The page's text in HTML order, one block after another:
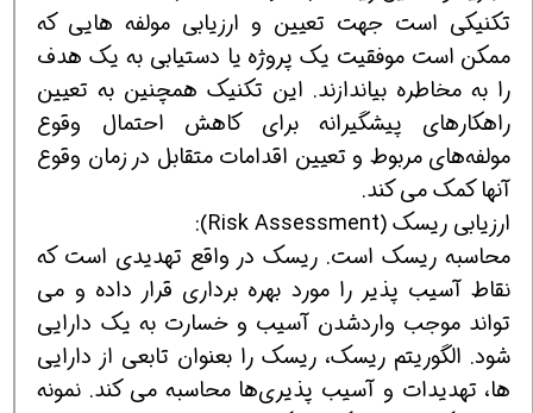
تکنیکی است جهت تعیین و ارزیابی مولفه هایی که
ممکن است موفقیت یک پروژه یا دستیابی به یک هدف
را به مخاطره بیاندازند. این تکنیک همچنین به تعیین
راهکارهای پیشگیرانه برای کاهش احتمال وقوع
مولفه‌های مربوط و تعیین اقدامات متقابل در زمان وقوع
آنها کمک می کند.
ارزیابی ریسک (Risk Assessment):
محاسبه ریسک است. ریسک در واقع تهدیدی است که
نقاط آسیب پذیر را مورد بهره برداری قرار داده و می
تواند موجب واردشدن آسیب و خسارت به یک دارایی
شود. الگوریتم ریسک، ریسک را بعنوان تابعی از دارایی
ها، تهدیدات و آسیب پذیری‌ها محاسبه می کند. نمونه